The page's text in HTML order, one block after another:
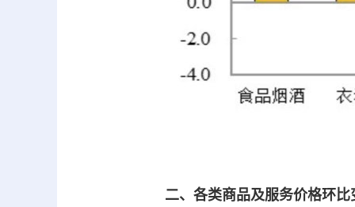
二、各类商品及服务价格环比